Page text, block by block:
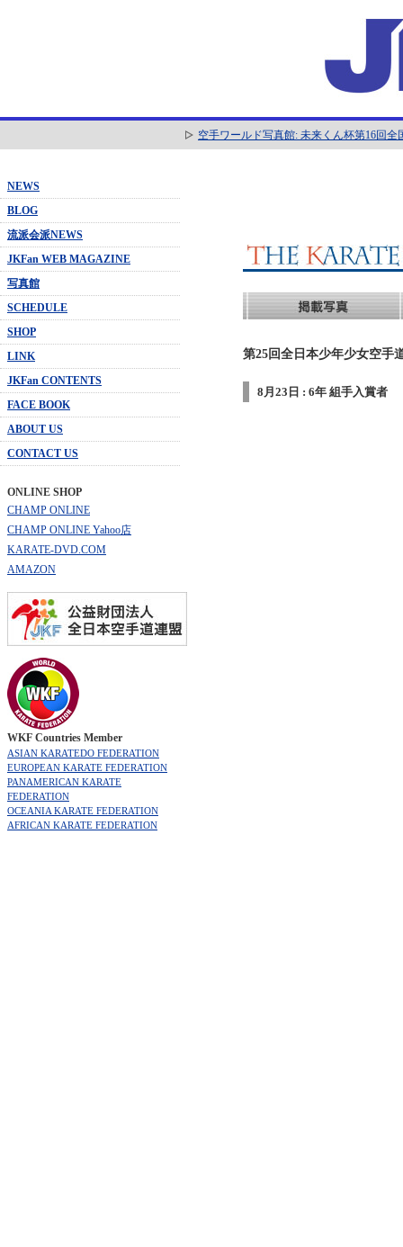
空手ワールド写真館: 未来くん杯第16回
NEWS
BLOG
流派会派NEWS
JKFan WEB MAGAZINE
写真館
SCHEDULE
SHOP
LINK
JKFan CONTENTS
FACE BOOK
ABOUT US
CONTACT US
ONLINE SHOP
CHAMP ONLINE
CHAMP ONLINE Yahoo店
KARATE-DVD.COM
AMAZON
WKF Countries Member
ASIAN KARATEDO FEDERATION
EUROPEAN KARATE FEDERATION
PANAMERICAN KARATE
FEDERATION
OCEANIA KARATE FEDERATION
AFRICAN KARATE FEDERATION
第25回全日本少年少女空手
8月23日 : 6年 組手入賞者